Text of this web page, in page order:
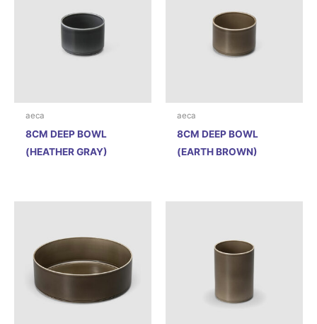
aeca
8CM DEEP BOWL
(HEATHER GRAY)
aeca
8CM DEEP BOWL
(EARTH BROWN)